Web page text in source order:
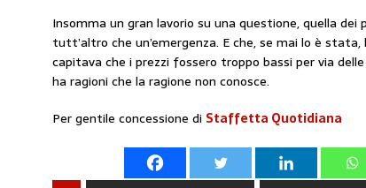
Insomma un gran lavorio su una questione, quella dei
tutt’altro che un’emergenza. E che, se mai lo è
capitava che i prezzi fossero troppo bassi per via
ha ragioni che la ragione non conosce.
Per gentile concessione di Staffetta Quotidiana